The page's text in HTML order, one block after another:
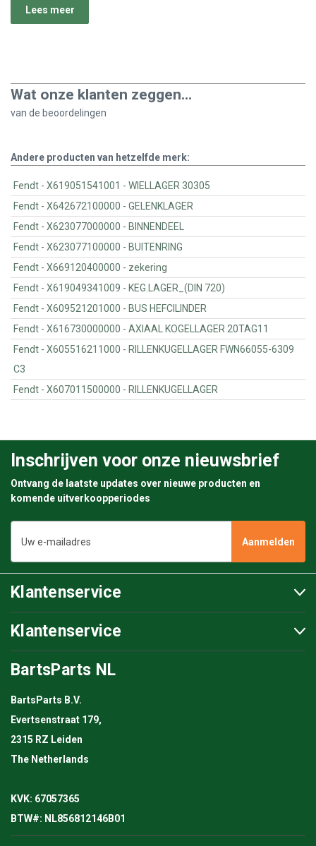
Lees meer
Wat onze klanten zeggen...
van de beoordelingen
Andere producten van hetzelfde merk:
Fendt - X619051541001 - WIELLAGER 30305
Fendt - X642672100000 - GELENKLAGER
Fendt - X623077000000 - BINNENDEEL
Fendt - X623077100000 - BUITENRING
Fendt - X669120400000 - zekering
Fendt - X619049341009 - KEG.LAGER_(DIN 720)
Fendt - X609521201000 - BUS HEFCILINDER
Fendt - X616730000000 - AXIAAL KOGELLAGER 20TAG11
Fendt - X605516211000 - RILLENKUGELLAGER FWN66055-6309
C3
Fendt - X607011500000 - RILLENKUGELLAGER
Inschrijven voor onze nieuwsbrief
Ontvang de laatste updates over nieuwe producten en
komende uitverkoopperiodes
mailadres
Klantenservice
Klantenservice
BartsParts NL
BartsParts B.V.
Evertsenstraat 179,
2315 RZ Leiden
The Netherlands
KVK: 67057365
BTW#: NL856812146B01